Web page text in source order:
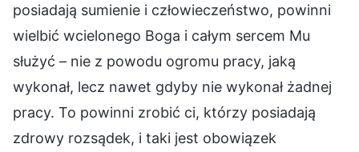
posiadają sumienie i człowieczeństwo, powinni
wielbić wcielonego Boga i całym sercem Mu
służyć – nie z powodu ogromu pracy, jaką
wykonał, lecz nawet gdyby nie wykonał żadnej
pracy. To powinni zrobić ci, którzy posiadają
zdrowy rozsądek, i taki jest obowiązek